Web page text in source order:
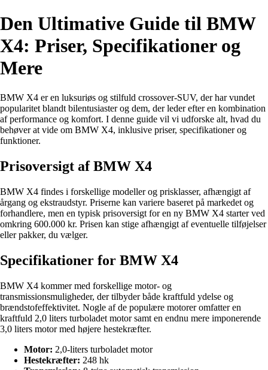
Den Ultimative Guide til BMW
X4: Priser, Specifikationer og
Mere
BMW X4 er en luksuriøs og stilfuld crossover-SUV, der har vundet
popularitet blandt bilentusiaster og dem, der leder efter en kombination
af performance og komfort. I denne guide vil vi udforske alt, hvad du
behøver at vide om BMW X4, inklusive priser, specifikationer og
funktioner.
Prisoversigt af BMW X4
BMW X4 findes i forskellige modeller og prisklasser, afhængigt af
årgang og ekstraudstyr. Priserne kan variere baseret på markedet og
forhandlere, men en typisk prisoversigt for en ny BMW X4 starter ved
omkring 600.000 kr. Prisen kan stige afhængigt af eventuelle tilføjelser
eller pakker, du vælger.
Specifikationer for BMW X4
BMW X4 kommer med forskellige motor- og
transmissionsmuligheder, der tilbyder både kraftfuld ydelse og
brændstofeffektivitet. Nogle af de populære motorer omfatter en
kraftfuld 2,0 liters turboladet motor samt en endnu mere imponerende
3,0 liters motor med højere hestekræfter.
Motor: 2,0-liters turboladet motor
Hestekræfter: 248 hk